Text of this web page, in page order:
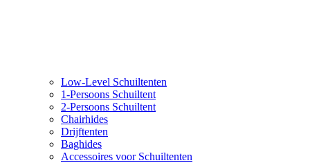
Low-Level Schuiltenten
1-Persoons Schuiltent
2-Persoons Schuiltent
Chairhides
Drijftenten
Baghides
Accessoires voor Schuiltenten